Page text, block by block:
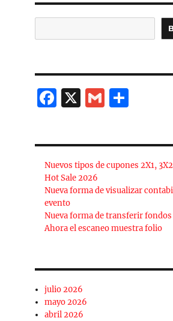
F
b
o
o
k
X G C
a
rt
ir
Nuevos tipos de cupones 2X1,
Hot Sale 2026
Nueva forma de visualizar
evento
Nueva forma de transferir fondos
Ahora el escaneo muestra folio
julio 2026
mayo 2026
abril 2026